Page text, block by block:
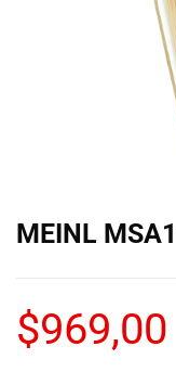
MEINL
$969,00